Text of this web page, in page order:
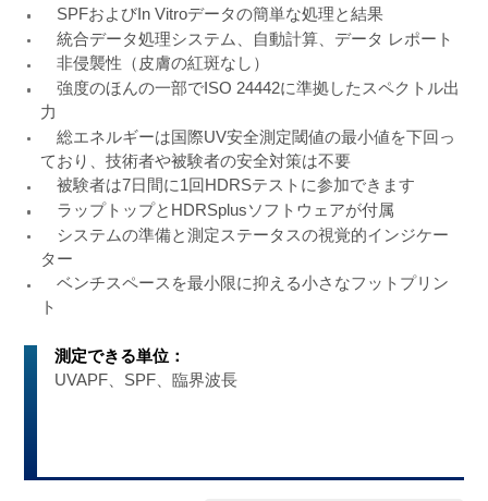
SPFおよびIn Vitroデータの簡単な処理と結果
統合データ処理システム、自動計算、データ レポート
非侵襲性（皮膚の紅斑なし）
強度のほんの一部でISO 24442に準拠したスペクトル出
力
総エネルギーは国際UV安全測定閾値の最小値を下回っ
ており、技術者や被験者の安全対策は不要
被験者は7日間に1回HDRSテストに参加できます
ラップトップとHDRSplusソフトウェアが付属
システムの準備と測定ステータスの視覚的インジケー
ター
ベンチスペースを最小限に抑える小さなフットプリン
ト
測定できる単位：
UVAPF、SPF、臨界波長